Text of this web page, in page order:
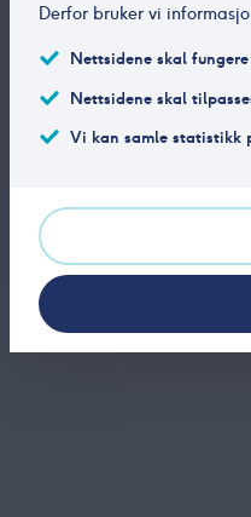
Derfor bruker vi
Nettsidene skal
Nettsidene skal
Vi kan samle statistikk